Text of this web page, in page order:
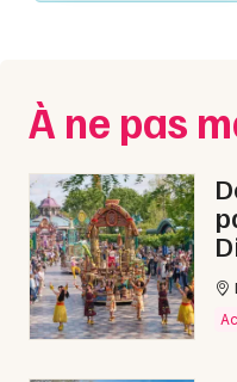
Sports
Soirées
Sorties famille
Expos
Paris
Strasbourg
Toulouse
Toutes les villes
À ne pas